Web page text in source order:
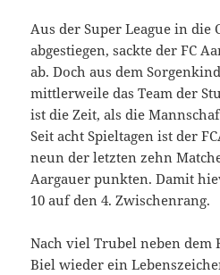
Aus der Super League in die
abgestiegen, sackte der FC
ab. Doch aus dem
mittlerweile das Team der
ist die Zeit, als die
Seit acht Spieltagen ist der
neun der letzten zehn
Aargauer punkten. Damit
10 auf den 4. Zwischenrang.
Nach viel Trubel neben dem
Biel wieder ein